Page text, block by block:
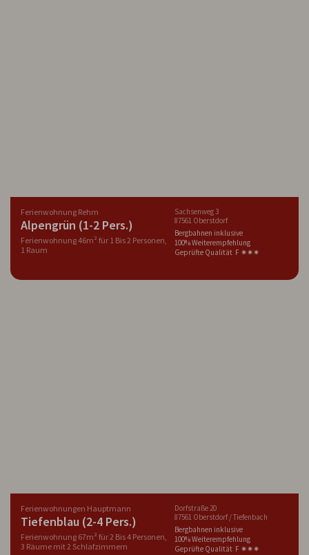
Ferienwohnung Rehm
Alpengrün (1-2 Pers.)
Ferienwohnung 46m² für 1 Bis 2 Personen,
1 Raum
Sachsenweg 3
87561 Oberstdorf
Bergbahnen inklusive
100% Weiterempfehlung
Geprüfte Qualität F ✷✷✷
Ferienwohnungen Hauptmann
Tiefenblau (2-4 Pers.)
Ferienwohnung 67m² für 2 Bis 4 Personen,
3 Räume mit 2 Schlafzimmern
Dorfstraße 20
87561 Oberstdorf / Tiefenbach
Bergbahnen inklusive
100% Weiterempfehlung
Geprüfte Qualität F ✷✷✷